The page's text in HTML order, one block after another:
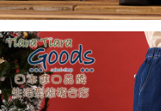
５．嚴禁一人註冊多個帳號或使用他
恩沛科技股份有限公司將有權停止該